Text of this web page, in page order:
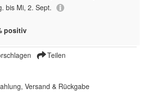
bis Mi, 2. Sept.
positiv
Teilen
Versand & Rückgabe